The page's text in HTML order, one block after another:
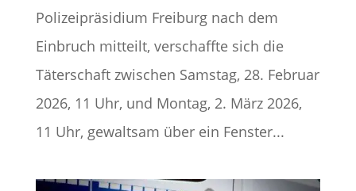
Polizeipräsidium Freiburg nach dem
Einbruch mitteilt, verschaffte sich die
Täterschaft zwischen Samstag, 28. Februar
2026, 11 Uhr, und Montag, 2. März 2026,
11 Uhr, gewaltsam über ein Fenster...